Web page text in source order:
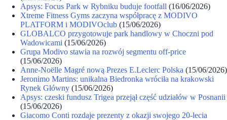
Apsys: Focus Park w Rybniku buduje footfall (16/06/2026)
Xtreme Fitness Gyms zaczyna współpracę z MODIVO
PLATFORM i MODIVOclub (15/06/2026)
GLOBALCO przygotowuje park handlowy w Choczni pod
Wadowicami (15/06/2026)
Grupa Modivo stawia na rozwój segmentu off-price
(15/06/2026)
Anne-Noëlle Magré nową Prezes E.Leclerc Polska (15/06/2026)
Jeronimo Martins: unikalna Biedronka wróciła na krakowski
Rynek Główny (15/06/2026)
Apsys: czeski fundusz Trigea przejął część udziałów w Posnanii
(15/06/2026)
Giacomo Conti rozdaje prezenty z okazji swojego 20-lecia